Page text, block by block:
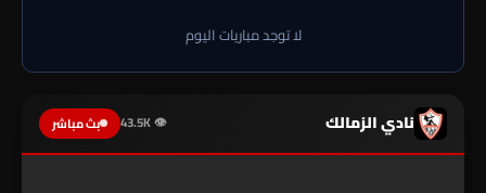
لا توجد مباريات اليوم
نادي الزمالك 👁 43.5K بث مباشر